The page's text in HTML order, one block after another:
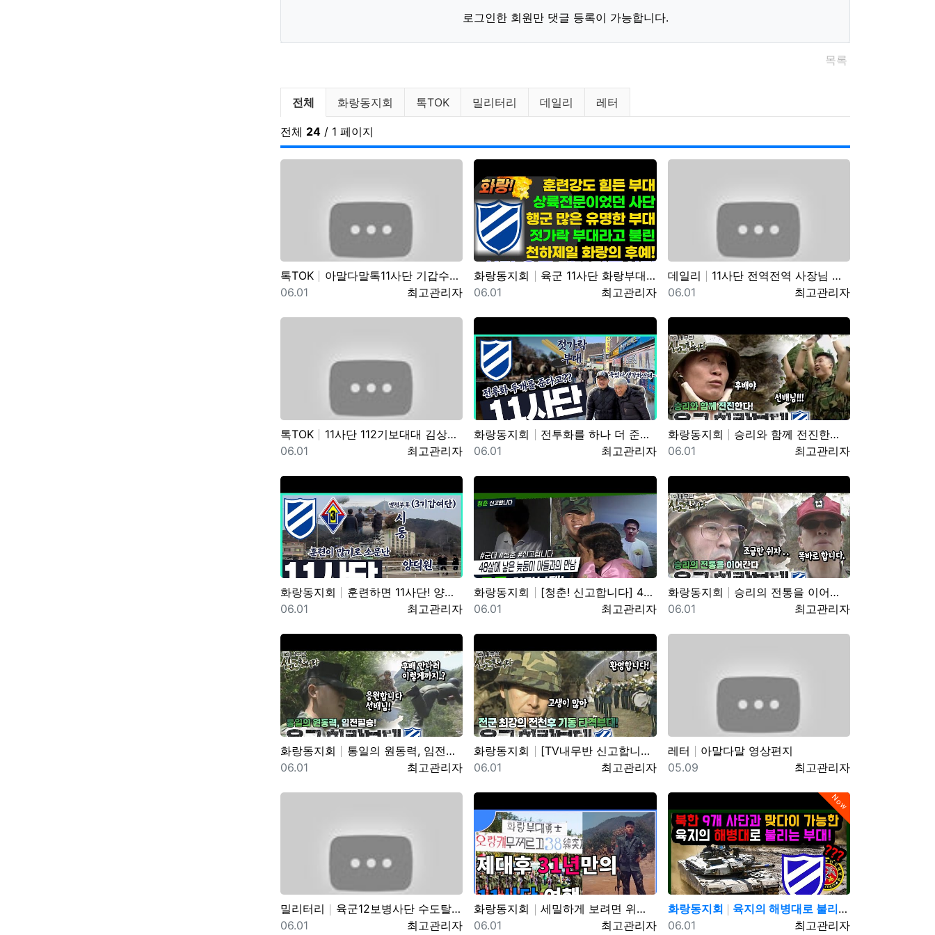
로그인한 회원만 댓글 등록이 가능합니다.
목록
아말다말TV 분류 목록
전체 화랑동지회 톡TOK 밀리터리 데일리 레터
전체 24 / 1 페이지
톡TOK
아말다말톡11사단 기갑수색대대 부대개방행사 이상병어머니편
등록자
최고관리자
등록일
06.01
화랑동지회
육군 11사단 화랑부대 훈련 강도 매우 강하며 숨겨진 힘든 젓가락 부대 화랑 전우회 활발하고 상륙전문이었던 …
등록자
최고관리자
등록일
06.01
데일리
11사단 전역전역 사장님 카페 바리깡스타
등록자
최고관리자
등록일
06.01
톡TOK
11사단 112기보대대 김상병 곰신편 20230519 자막
등록자
최고관리자
등록일
06.01
화랑동지회
전투화를 하나 더 준다는 썰(?) 11사단, 젓가락 부대
등록자
최고관리자
등록일
06.01
화랑동지회
승리와 함께 전진한다! 육군 화랑부대???? [TV내무반 신고합니다 95화]ㅣKBS 000918 방송
등록자
최고관리자
등록일
06.01
화랑동지회
훈련하면 11사단! 양덕원,시동(feat.3기갑여단)
등록자
최고관리자
등록일
06.01
화랑동지회
[청춘! 신고합니다] 48살에 낳은 늦둥이 아들과의 만남! 육군 화랑부대 ｜ KBS 040906 방송
등록자
최고관리자
등록일
06.01
화랑동지회
승리의 전통을 이어간다! 육군 화랑부대???? [TV내무반 신고합니다 59화]ㅣKBS 991220 방송
등록자
최고관리자
등록일
06.01
화랑동지회
통일의 원동력, 임전필승! 육군 화랑부대???? [TV내무반 신고합니다 129화]ㅣKBS 010528 방송
등록자
최고관리자
등록일
06.01
화랑동지회
[TV내무반 신고합니다 22화]ㅣ 전군 최강의 전천후 기동 타격부대! 육군 화랑부대 KBS 990329 방송
등록자
최고관리자
등록일
06.01
레터
아말다말 영상편지
등록자
최고관리자
등록일
05.09
밀리터리
육군12보병사단 수도탈환대대 을지유격훈련장 산악 장애물 극복 훈련
등록자
최고관리자
등록일
06.01
화랑동지회
세밀하게 보려면 위로 당기세요 0:12 0:36 / 6:14 11사단 화랑부대 제대 후 31년 만에…
등록자
최고관리자
등록일
06.01
Now
화랑동지회
육지의 해병대로 불리는 육군 제11기동사단 화랑부대. 북한군 9개 사단도 맞다이 가능한 최강화력의 기계화 부…
등록자
최고관리자
등록일
06.01